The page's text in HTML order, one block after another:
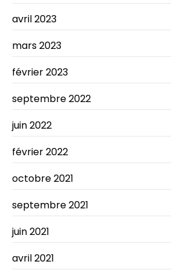
avril 2023
mars 2023
février 2023
septembre 2022
juin 2022
février 2022
octobre 2021
septembre 2021
juin 2021
avril 2021